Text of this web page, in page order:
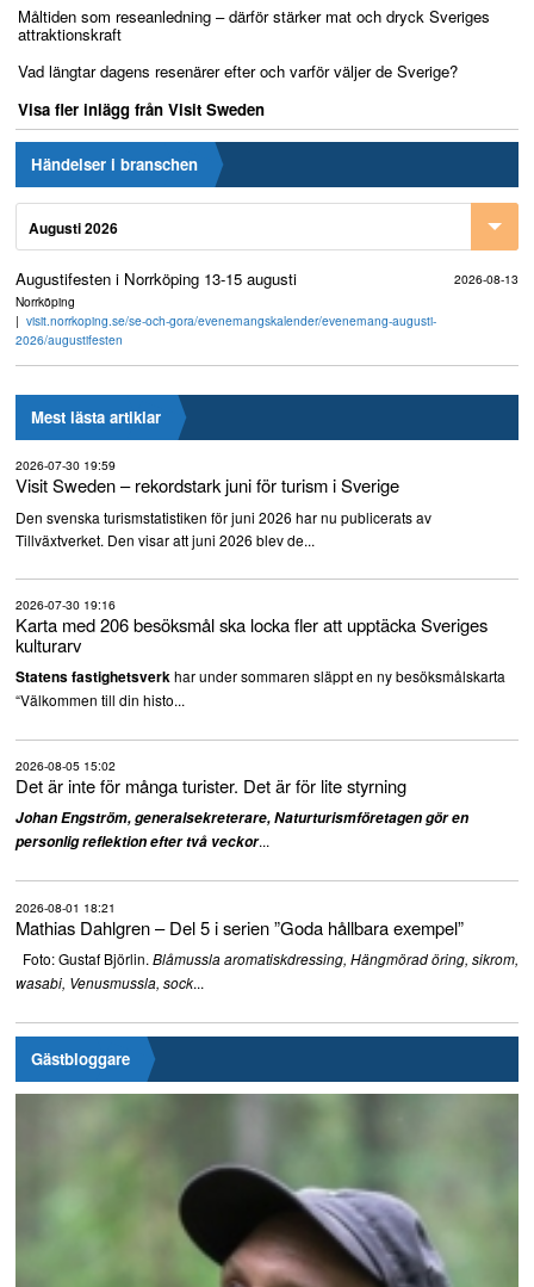
Måltiden som reseanledning – därför stärker mat och dryck Sveriges
attraktionskraft
Vad längtar dagens resenärer efter och varför väljer de Sverige?
Visa fler inlägg från Visit Sweden
Händelser i branschen
Augusti 2026
Augustifesten i Norrköping 13-15 augusti
2026-08-13
Norrköping
visit.norrkoping.se/se-och-gora/evenemangskalender/evenemang-augusti-
2026/augustifesten
Mest lästa artiklar
2026-07-30 19:59
Visit Sweden – rekordstark juni för turism i Sverige
Den svenska turismstatistiken för juni 2026 har nu publicerats av
Tillväxtverket. Den visar att juni 2026 blev de...
2026-07-30 19:16
Karta med 206 besöksmål ska locka fler att upptäcka Sveriges
kulturarv
Statens fastighetsverkhar under sommaren släppt en ny besöksmålskarta
“Välkommen till din histo...
2026-08-05 15:02
Det är inte för många turister. Det är för lite styrning
Johan Engström, generalsekreterare, Naturturismföretagen gör en
personlig reflektion efter två veckor...
2026-08-01 18:21
Mathias Dahlgren – Del 5 i serien ”Goda hållbara exempel”
Foto: Gustaf Björlin. Blåmussla aromatiskdressing, Hängmörad öring, sikrom,
wasabi, Venusmussla, sock...
Gästbloggare